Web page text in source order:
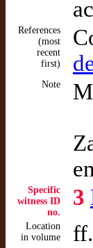
References
(most
recent
first)
Note
Specific
witness ID
no.
3
Location
in volume